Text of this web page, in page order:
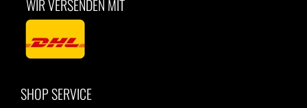
WIR VERSENDEN MIT
SHOP SERVICE